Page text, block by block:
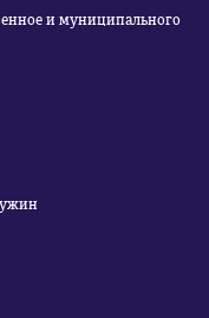
и муниципального